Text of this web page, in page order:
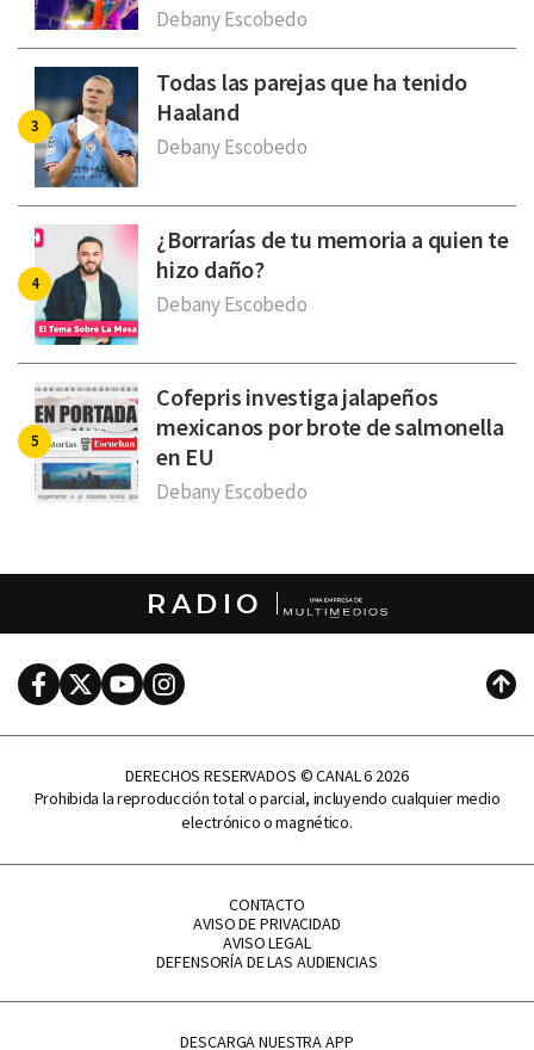
Debany Escobedo
Todas las parejas que ha tenido
Haaland
Debany Escobedo
¿Borrarías de tu memoria a quien te
hizo daño?
Debany Escobedo
Cofepris investiga jalapeños
mexicanos por brote de salmonella
en EU
Debany Escobedo
RADIO
FacebookTwitterYoutubeInstagram
DERECHOS RESERVADOS © CANAL 6 2026
Prohibida la reproducción total o parcial, incluyendo cualquier medio
electrónico o magnético.
CONTACTO
AVISO DE PRIVACIDAD
AVISO LEGAL
DEFENSORÍA DE LAS AUDIENCIAS
DESCARGA NUESTRA APP